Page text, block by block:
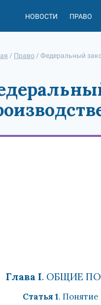
НОВОСТИ ПРАВО
/ Право / Федеральный
Глава I. ОБЩИЕ
Статья 1. Понятие